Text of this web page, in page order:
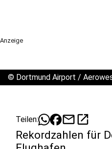
Anzeige
© Dortmund Airport /
Teilen: mailopen_in_new
Rekordzahlen für